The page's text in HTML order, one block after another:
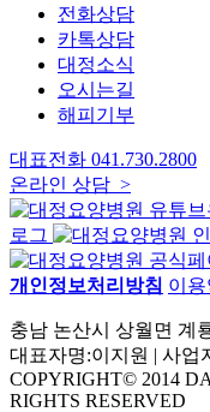
전화상담
카톡상담
대정소식
오시는길
해피기부
대표전화 041.730.2800
온라인 상담 >
로그
개인정보처리방침 이
충남 논산시 상월면 계
대표자명:이지원 | 사업
COPYRIGHT© 2014
RIGHTS RESERVED